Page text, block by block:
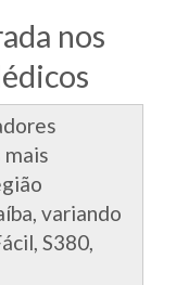
nos
variando
S380,